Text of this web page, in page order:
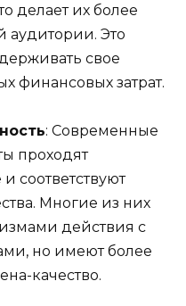
делает их более
Это
свое
финансовых затрат.
: Современные
проходят
соответствуют
Многие из них
действия с
но имеют более
качество.